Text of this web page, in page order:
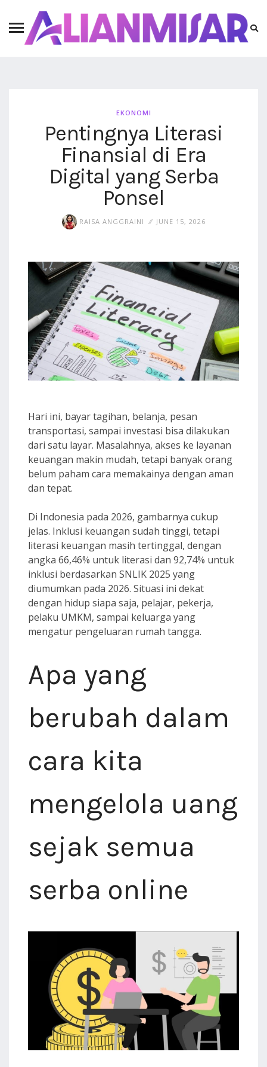
EKONOMI
Pentingnya Literasi
Finansial di Era
Digital yang Serba
Ponsel
RAISA ANGGRAINI JUNE 15, 2026
Hari ini, bayar tagihan, belanja, pesan
transportasi, sampai investasi bisa dilakukan
dari satu layar. Masalahnya, akses ke layanan
keuangan makin mudah, tetapi banyak orang
belum paham cara memakainya dengan aman
dan tepat.
Di Indonesia pada 2026, gambarnya cukup
jelas. Inklusi keuangan sudah tinggi, tetapi
literasi keuangan masih tertinggal, dengan
angka 66,46% untuk literasi dan 92,74% untuk
inklusi berdasarkan SNLIK 2025 yang
diumumkan pada 2026. Situasi ini dekat
dengan hidup siapa saja, pelajar, pekerja,
pelaku UMKM, sampai keluarga yang
mengatur pengeluaran rumah tangga.
Apa yang
berubah dalam
cara kita
mengelola uang
sejak semua
serba online